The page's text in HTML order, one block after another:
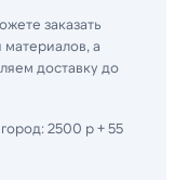
заказать
материалов, а
доставку до
2500 р + 55